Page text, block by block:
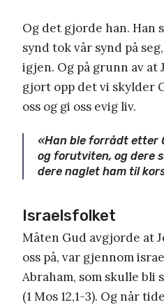
Og det gjorde han. Han
synd tok vår synd på
igjen. Og på grunn av at
gjort opp det vi skylder
oss og gi oss evig liv.
«Han ble forrådt etter
og forutviten, og dere
dere naglet ham til
Israelsfolket
Måten Gud avgjorde at
oss på, var gjennom
Abraham, som skulle
(1 Mos 12,1-3). Og når